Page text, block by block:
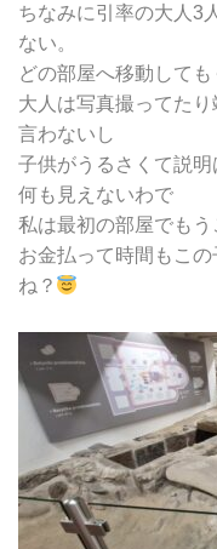
ちなみに引率の大人3
ない。
どの部屋へ移動して
大人は写真撮ってた
言わないし
子供がうるさくて説
何も見えないわで
私は最初の部屋でも
お金払って時間もこ
ね？